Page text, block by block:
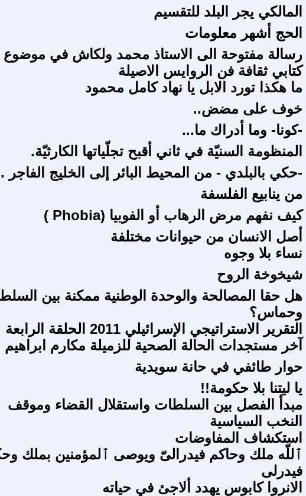
المالكي يجر البلد للتقسيم
الحج أشهر معلومات
رسالة مفتوحة الى الاستاذ محمد ولكاش في موضوع
كتابي ثقافة فن الروايس الاصيلة
ما هكذا تورد الابل يا نهاد كامل محمود
خوف على مضض..
-كونا- وما أدراك ما...
المنظومة السنيّة في ثاني أقبح تجلّياتها الكارثيّة.
-حكي بالبلدي - من المحيط البائر إلى الخليج الفاجر .
من ينابيع الفلسفة
كيف نفهم مرض الرهاب أو الفوبيا (Phobia )
أصل الانسان من حيوانات مختلفة
نساء بلا وجوه
شيخوخة الروح
هل حقا المصالحة والوحدة الوطنية ممكنة بين
وحماس؟
التقرير الاستراتيجي الإسرائيلي 2011 الحلقة الرابعة
آخر مستجدات الحالة الصحية للزميلة مكارم ابراهيم
حوار طائفي في حانة سويدية
يا ليتنا بلا حكومة!!
مبدأ الفصل بين السلطات واستقلال القضاء وموقف
النخب السياسية
استكشاف المفاوضات
ٱللّه ملك وحاكم فيدرالىّ ويوصى ٱلمؤمنين بملك
فيدرلى
الانروا كابوس يهدد ألاجئ في حياته